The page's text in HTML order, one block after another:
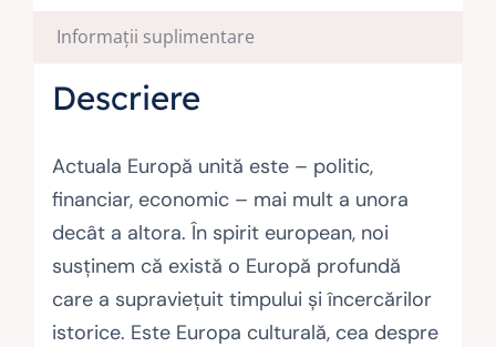
Informații suplimentare
Descriere
Actuala Europă unită este – politic,
financiar, economic – mai mult a unora
decât a altora. În spirit european, noi
susținem că există o Europă profundă
care a supraviețuit timpului și încercărilor
istorice. Este Europa culturală, cea despre